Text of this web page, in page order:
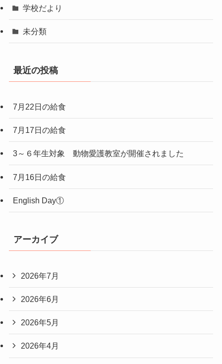
学校だより
未分類
最近の投稿
7月22日の給食
7月17日の給食
3～６年生対象 動物愛護教室が開催されました
7月16日の給食
English Day①
アーカイブ
2026年7月
2026年6月
2026年5月
2026年4月